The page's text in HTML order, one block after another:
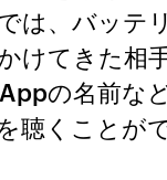
は、バッテ
けてきた相
の名前な
聴くことが